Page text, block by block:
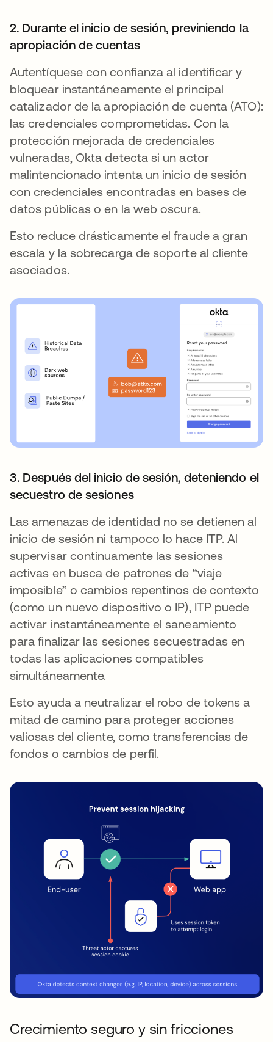
2. Durante el inicio de sesión, previniendo la
apropiación de cuentas
Autentíquese con confianza al identificar y
bloquear instantáneamente el principal
catalizador de la apropiación de cuenta (ATO):
las credenciales comprometidas. Con la
protección mejorada de credenciales
vulneradas, Okta detecta si un actor
malintencionado intenta un inicio de sesión
con credenciales encontradas en bases de
datos públicas o en la web oscura.
Esto reduce drásticamente el fraude a gran
escala y la sobrecarga de soporte al cliente
asociados.
3. Después del inicio de sesión, deteniendo el
secuestro de sesiones
Las amenazas de identidad no se detienen al
inicio de sesión ni tampoco lo hace ITP. Al
supervisar continuamente las sesiones
activas en busca de patrones de “viaje
imposible” o cambios repentinos de contexto
(como un nuevo dispositivo o IP), ITP puede
activar instantáneamente el saneamiento
para finalizar las sesiones secuestradas en
todas las aplicaciones compatibles
simultáneamente.
Esto ayuda a neutralizar el robo de tokens a
mitad de camino para proteger acciones
valiosas del cliente, como transferencias de
fondos o cambios de perfil.
Crecimiento seguro y sin fricciones